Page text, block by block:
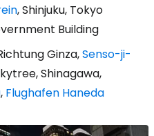
, Shinjuku, Tokyo
Building
Ginza,Senso-ji-
Shinagawa,
, Flughafen Haneda